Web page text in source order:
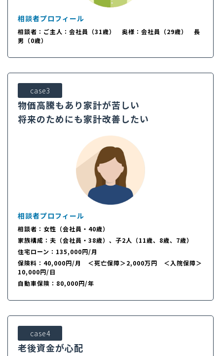
相談者プロフィール
相談者：ご主人：会社員（31歳） 奥様：会社員（29歳） 長
男（0歳）
物価高騰もあり家計が苦しい
将来のためにも家計改善したい
case3
相談者プロフィール
相談者：女性（会社員・40歳）
家族構成：夫（会社員・38歳）、子2人（11歳、8歳、7歳）
住宅ローン：135,000円/月
保険料：40,000円/月 ＜死亡保障＞2,000万円 ＜入院保障＞
10,000円/日
自動車保険：80,000円/年
老後資金が心配
case4